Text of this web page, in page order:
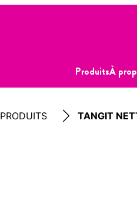
ProduitsÀ
PRODUITS TANGIT